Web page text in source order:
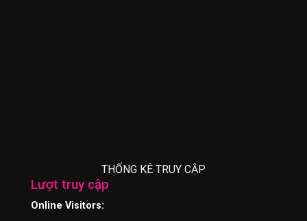
THỐNG KÊ TRUY CẬP
Lượt truy cập
Online Visitors: